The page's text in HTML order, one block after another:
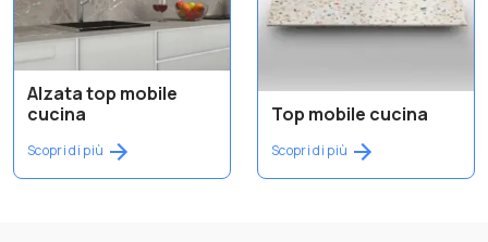
Alzata top mobile
cucina
Scopri di più
Top mobile cucina
Scopri di più